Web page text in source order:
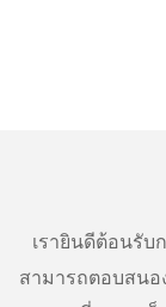
เรายินดีต้อนรับ
สามารถตอบสนอ